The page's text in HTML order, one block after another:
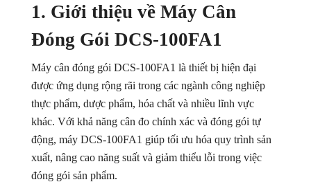
1. Giới thiệu về Máy Cân
Đóng Gói DCS-100FA1
Máy cân đóng gói DCS-100FA1 là thiết bị hiện đại
được ứng dụng rộng rãi trong các ngành công nghiệp
thực phẩm, dược phẩm, hóa chất và nhiều lĩnh vực
khác. Với khả năng cân đo chính xác và đóng gói tự
động, máy DCS-100FA1 giúp tối ưu hóa quy trình sản
xuất, nâng cao năng suất và giảm thiểu lỗi trong việc
đóng gói sản phẩm.